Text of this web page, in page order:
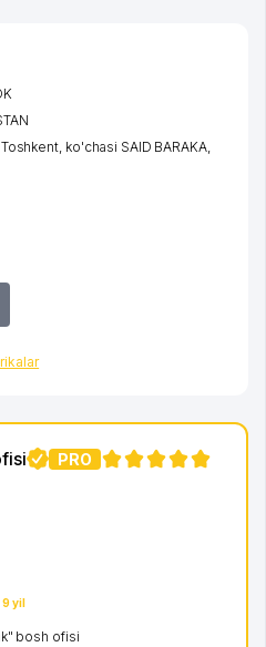
Toshkent, ko'chasi SAID BARAKA,
PRO
9 yil
bosh ofisi